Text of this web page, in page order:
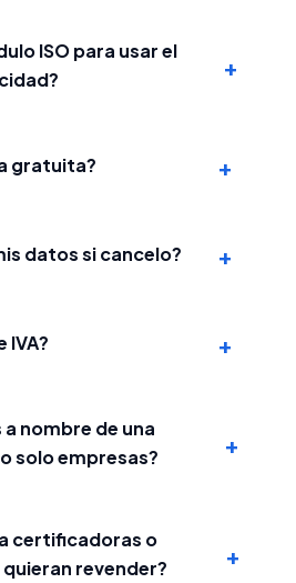
ISO para usar el
+
gratuita? +
datos si cancelo? +
IVA? +
nombre de una
solo empresas?
+
certificadoras o
revender?
+